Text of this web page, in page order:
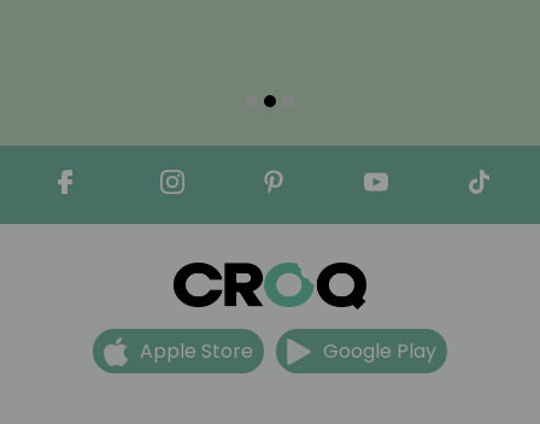
Apple Store Google Play